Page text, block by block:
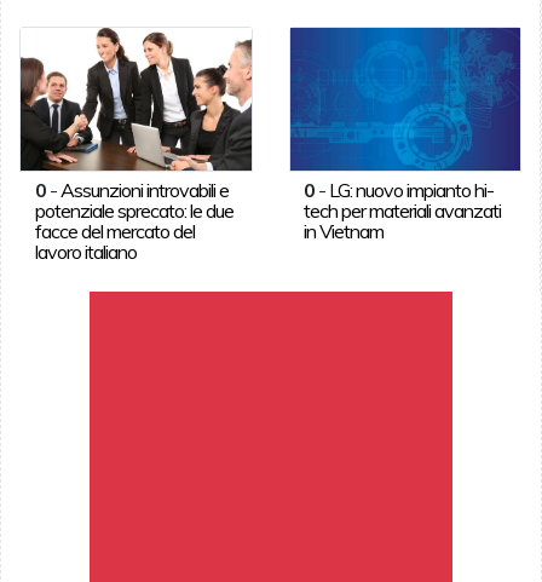
0- Assunzioni introvabili e
potenziale sprecato: le due
facce del mercato del
lavoro italiano
0 - LG: nuovo impianto hi-
tech per materiali avanzati
in Vietnam